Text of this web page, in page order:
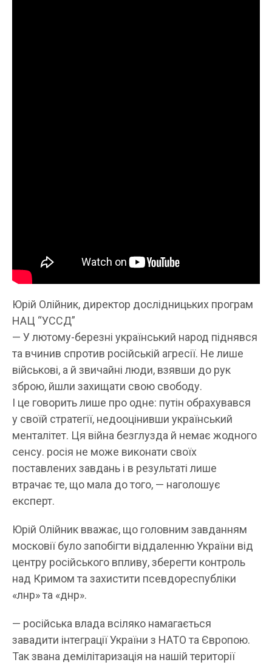
Юрій Олійник, директор дослідницьких програм
НАЦ “УССД”
— У лютому-березні український народ піднявся
та вчинив спротив російській агресії. Не лише
військові, а й звичайні люди, взявши до рук
зброю, йшли захищати свою свободу.
І це говорить лише про одне: путін обрахувався
у своїй стратегії, недооцінивши український
менталітет. Ця війна безглузда й немає жодного
сенсу. росія не може виконати своїх
поставлених завдань і в результаті лише
втрачає те, що мала до того, — наголошує
експерт.
Юрій Олійник вважає, що головним завданням
московії було запобігти віддаленню України від
центру російського впливу, зберегти контроль
над Кримом та захистити псевдореспубліки
«лнр» та «днр».
— російська влада всіляко намагається
завадити інтеграції України з НАТО та Європою.
Так звана демілітаризація на нашій території